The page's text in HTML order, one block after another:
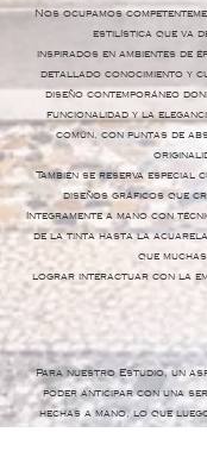
Nos ocupamos
estilística que va
inspirados en ambientes de
detallado conocimiento y
diseño contemporáneo
funcionalidad y la
común, con puntas de
También se reserva
diseños gráficos que
íntegramente a mano con
de la tinta hasta la
que
lograr interactuar con la
Para nuestro Estudio, un
poder anticipar con una
hechas a mano, lo que